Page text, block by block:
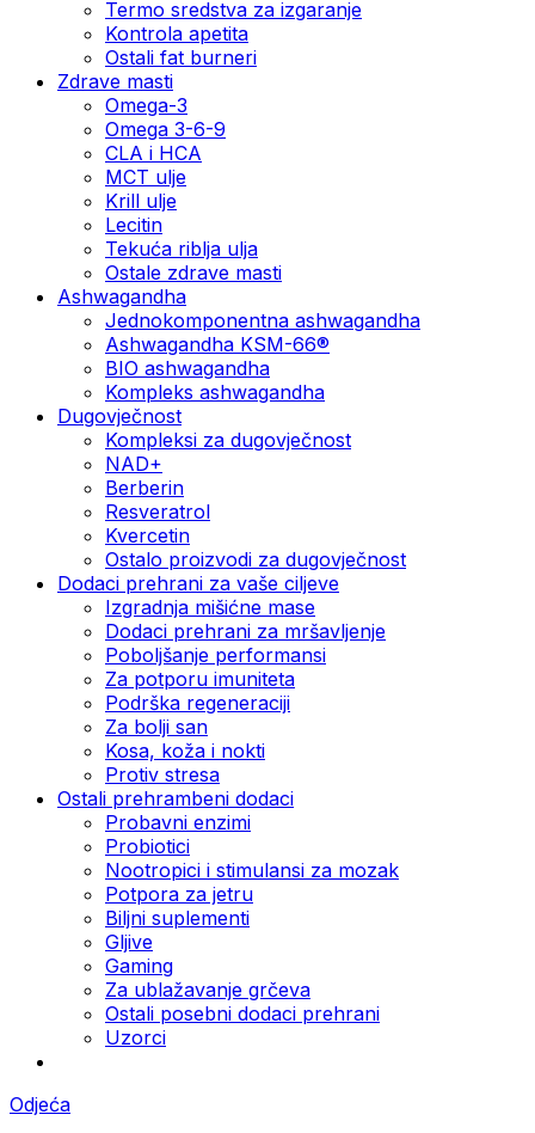
Termo sredstva za izgaranje
Kontrola apetita
Ostali fat burneri
Zdrave masti
Omega-3
Omega 3-6-9
CLA i HCA
MCT ulje
Krill ulje
Lecitin
Tekuća riblja ulja
Ostale zdrave masti
Ashwagandha
Jednokomponentna ashwagandha
Ashwagandha KSM-66®
BIO ashwagandha
Kompleks ashwagandha
Dugovječnost
Kompleksi za dugovječnost
NAD+
Berberin
Resveratrol
Kvercetin
Ostalo proizvodi za dugovječnost
Dodaci prehrani za vaše ciljeve
Izgradnja mišićne mase
Dodaci prehrani za mršavljenje
Poboljšanje performansi
Za potporu imuniteta
Podrška regeneraciji
Za bolji san
Kosa, koža i nokti
Protiv stresa
Ostali prehrambeni dodaci
Probavni enzimi
Probiotici
Nootropici i stimulansi za mozak
Potpora za jetru
Biljni suplementi
Gljive
Gaming
Za ublažavanje grčeva
Ostali posebni dodaci prehrani
Uzorci
Odjeća